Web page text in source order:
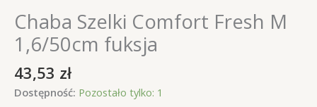
Chaba Szelki Comfort Fresh M
1,6/50cm fuksja
43,53 zł
Dostępność: Pozostało tylko: 1